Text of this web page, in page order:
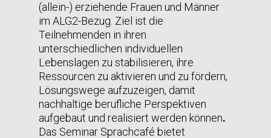
(allein-) erziehende Frauen und Männer
im ALG2-Bezug. Ziel ist die
Teilnehmenden in ihren
unterschiedlichen individuellen
Lebenslagen zu stabilisieren, ihre
Ressourcen zu aktivieren und zu fördern,
Lösungswege aufzuzeigen, damit
nachhaltige berufliche Perspektiven
aufgebaut und realisiert werden können.
Das Seminar Sprachcafé bietet